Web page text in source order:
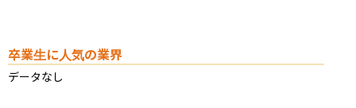
卒業生に人気の業界
データなし